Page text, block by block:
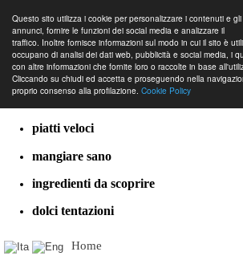
Questo sito utilizza i cookie per personalizzare i contenuti e gli
annunci, fornire le funzioni dei social media e analizzare il
traffico. Inoltre fornisce informazioni sul modo in cui il sito è
occupano di analisi dei dati web, pubblicità e social media, i
con altre informazioni che fornite loro o raccolte in base
Cliccando su chiudi ed accetta e proseguendo nella
proprio consenso alla profilazione. Cookie Policy
cucina dal mondo
ricette classiche
piatti veloci
mangiare sano
ingredienti da scoprire
dolci tentazioni
Home